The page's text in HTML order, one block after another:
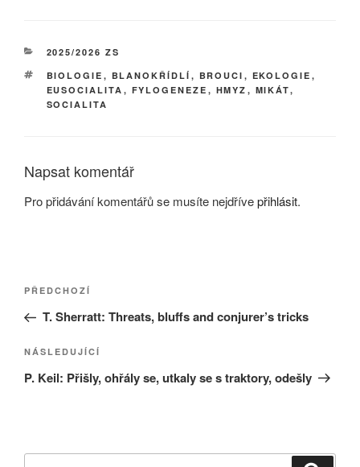
RUBRIKY
2025/2026 ZS
ŠTÍTKY
BIOLOGIE , BLANOKŘÍDLÍ , BROUCI , EKOLOGIE ,
EUSOCIALITA , FYLOGENEZE , HMYZ , MIKÁT,
SOCIALITA
Napsat komentář
Pro přidávání komentářů se musíte nejdřívepřihlásit.
Navigace
příspěvek
Předchozí
příspěvek
PŘEDCHOZÍ
T. Sherratt: Threats, bluffs and conjurer’s tricks
Následující
příspěvek
NÁSLEDUJÍCÍ
P. Keil: Přišly, ohřály se, utkaly se s traktory, odešly